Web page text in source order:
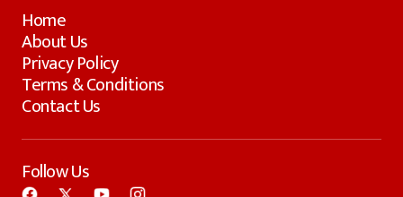
Home
About Us
Privacy Policy
Terms & Conditions
Contact Us
Follow Us